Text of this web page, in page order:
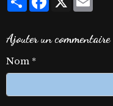
Ajouter un commentaire
Nom